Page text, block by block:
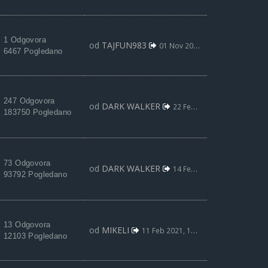
1 Odgovora
6467 Pogledano
od TAJFUN983 01 Nov 2021, 18:48
247 Odgovora
183750 Pogledano
od DARK WALKER 22 Feb 2021, 20:03
73 Odgovora
93792 Pogledano
od DARK WALKER 14 Feb 2021, 17:06
13 Odgovora
12103 Pogledano
od MIKELI 11 Feb 2021, 13:11